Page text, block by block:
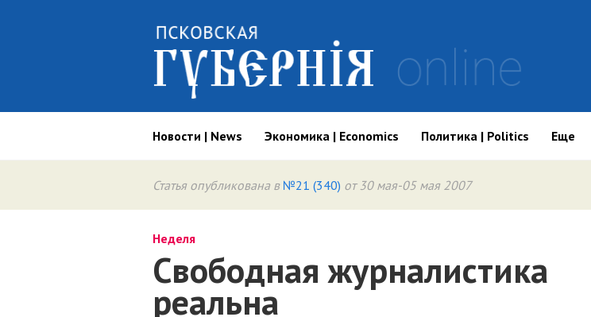
Новости | News Экономика | Economics Политика | Politics Еще
Статья опубликована в №21 (340) от 30 мая-05 мая 2007
Неделя
Свободная журналистика
реальна